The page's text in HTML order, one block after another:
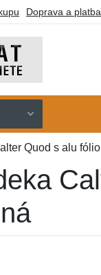
Doprava a platba
Quod s alu